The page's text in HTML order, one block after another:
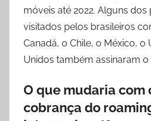
móveis até 2022. Alguns dos
visitados pelos brasileiros
Canadá, o Chile, o México, o
Unidos também assinaram
O que mudaria com
cobrança do